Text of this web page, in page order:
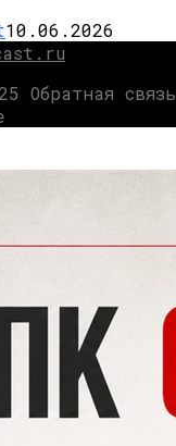
10.06.2026
Обратная связь